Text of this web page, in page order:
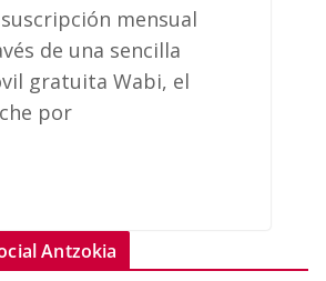
mensual
de una sencilla
gratuita Wabi, el
por
Antzokia